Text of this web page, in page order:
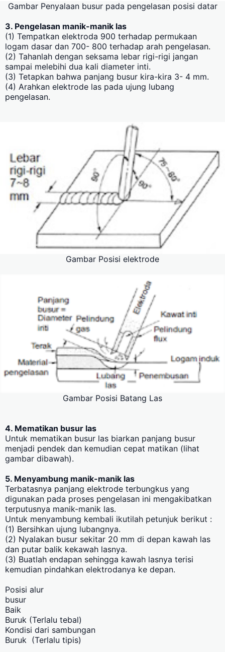
Gambar Penyalaan busur pada pengelasan posisi datar
3. Pengelasan manik-manik las
(1) Tempatkan elektroda 900 terhadap permukaan
logam dasar dan 700- 800 terhadap arah pengelasan.
(2) Tahanlah dengan seksama lebar rigi-rigi jangan
sampai melebihi dua kali diameter inti.
(3) Tetapkan bahwa panjang busur kira-kira 3- 4 mm.
(4) Arahkan elektrode las pada ujung lubang
pengelasan.
Gambar Posisi elektrode
Gambar Posisi Batang Las
4. Mematikan busur las
Untuk mematikan busur las biarkan panjang busur
menjadi pendek dan kemudian cepat matikan (lihat
gambar dibawah).
5. Menyambung manik-manik las
Terbatasnya panjang elektrode terbungkus yang
digunakan pada proses pengelasan ini mengakibatkan
terputusnya manik-manik las.
Untuk menyambung kembali ikutilah petunjuk berikut :
(1) Bersihkan ujung lubangnya.
(2) Nyalakan busur sekitar 20 mm di depan kawah las
dan putar balik kekawah lasnya.
(3) Buatlah endapan sehingga kawah lasnya terisi
kemudian pindahkan elektrodanya ke depan.
Posisi alur
busur
Baik
Buruk (Terlalu tebal)
Kondisi dari sambungan
Buruk (Terlalu tipis)